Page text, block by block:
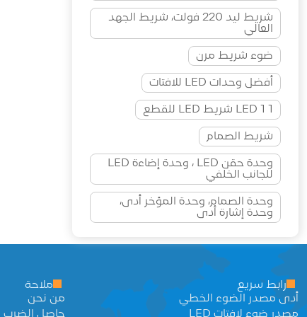
شريط ليد 220 فولت، شريط الجهد
العالي
ضوء شريط مرن
أفضل وحدات LED للافتات
1 LED 1 شريط LED للقطع
شريط الصمام
وحدة حقن LED ، وحدة إضاءة LED
للجانب الخلفي
وحدة الصمام، وحدة المؤخر أدى،
وحدة إشارة أدى
رابط سريع
أدى مصدر الضوء الخطي
مصدر ضوء لافتات LED
ملاحة
من نحن
حاصل الضرب